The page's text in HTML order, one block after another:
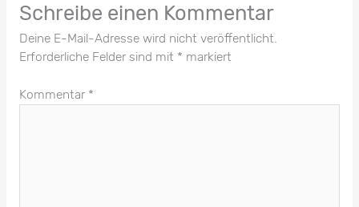
Schreibe einen Kommentar
Deine E-Mail-Adresse wird nicht veröffentlicht.
Erforderliche Felder sind mit * markiert
Kommentar *